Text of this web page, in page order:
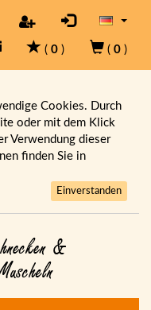
( 0 ) ( 0 )
Cookies. Durch
oder mit dem Klick
Verwendung dieser
finden Sie in
Einverstanden